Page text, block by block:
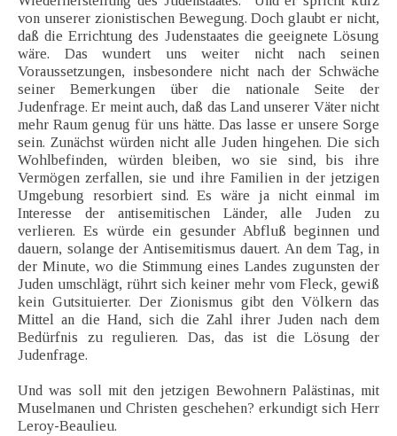
von unserer zionistischen Bewegung. Doch glaubt er nicht,
daß die Errichtung des Judenstaates die geeignete Lösung
wäre. Das wundert uns weiter nicht nach seinen
Voraussetzungen, insbesondere nicht nach der Schwäche
seiner Bemerkungen über die nationale Seite der
Judenfrage. Er meint auch, daß das Land unserer Väter nicht
mehr Raum genug für uns hätte. Das lasse er unsere Sorge
sein. Zunächst würden nicht alle Juden hingehen. Die sich
Wohlbefinden, würden bleiben, wo sie sind, bis ihre
Vermögen zerfallen, sie und ihre Familien in der jetzigen
Umgebung resorbiert sind. Es wäre ja nicht einmal im
Interesse der antisemitischen Länder, alle Juden zu
verlieren. Es würde ein gesunder Abfluß beginnen und
dauern, solange der Antisemitismus dauert. An dem Tag, in
der Minute, wo die Stimmung eines Landes zugunsten der
Juden umschlägt, rührt sich keiner mehr vom Fleck, gewiß
kein Gutsituierter. Der Zionismus gibt den Völkern das
Mittel an die Hand, sich die Zahl ihrer Juden nach dem
Bedürfnis zu regulieren. Das, das ist die Lösung der
Judenfrage.
Und was soll mit den jetzigen Bewohnern Palästinas, mit
Muselmanen und Christen geschehen? erkundigt sich Herr
Leroy-Beaulieu.